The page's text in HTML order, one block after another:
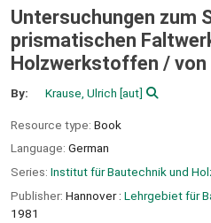
Untersuchungen zum
prismatischen
Holzwerkstoffen / von
By: Krause, Ulrich [aut]
Resource type: Book
Language: German
Series: Institut für Bautechnik und
Publisher: Hannover : Lehrgebiet für
1981